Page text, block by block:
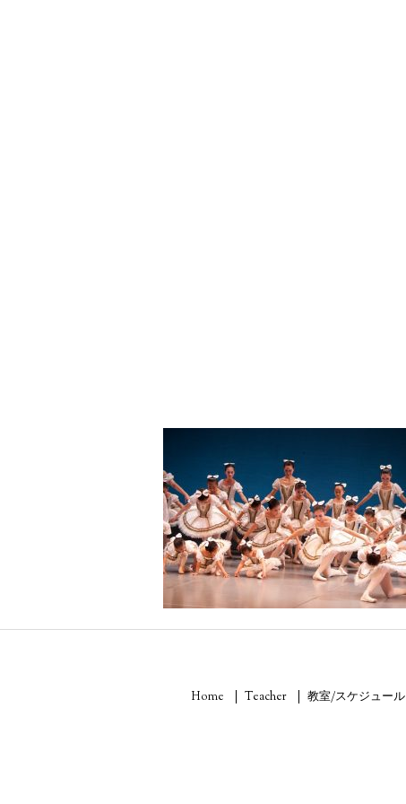
Home Teacher 教室/スケジュール